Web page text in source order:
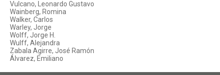
Vulcano, Leonardo Gustavo
Wainberg, Romina
Walker, Carlos
Warley, Jorge
Wolff, Jorge H.
Wulff, Alejandra
Zabala Agirre, José Ramón
Álvarez, Emiliano